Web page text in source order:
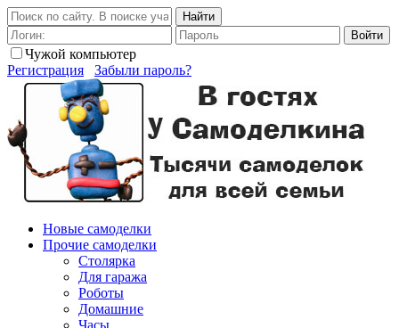
Найти
Войти
Чужой компьютер
Регистрация
Забыли пароль?
Новые самоделки
Прочие самоделки
Столярка
Для гаража
Роботы
Домашние
Часы